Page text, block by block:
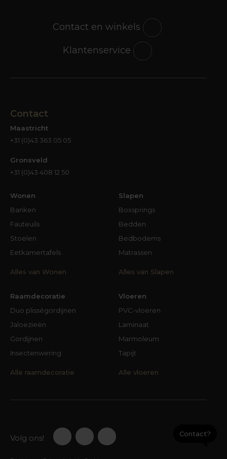
Contact en winkels
Klantenservice
Contact
Maastricht
+31 (0)43 363 05 05
Gronsveld
+31 (0)43 408 12 50
Wonen
Banken
Fauteuils
Stoelen
Eetkamertafels
Alles van Wonen
Slapen
Boxsprings
Bedden
Bedbodems
Matrassen
Alles van Slapen
Raamdecoratie
Duo plisségordijnen
Jaloezieën
Gordijnen
Insectenwering
Alle raamdecoratie
Vloeren
PVC-vloeren
Laminaat
Marmoleum
Tapijt
Alle vloeren
Volg ons! Contact?